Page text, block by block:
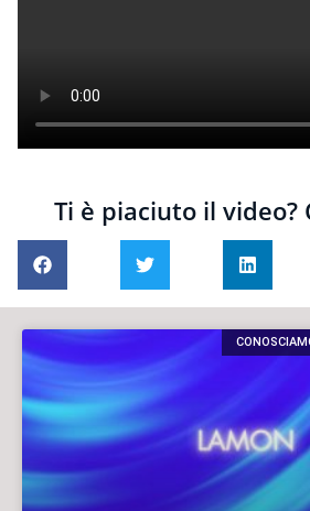
Ti è piaciuto il video?